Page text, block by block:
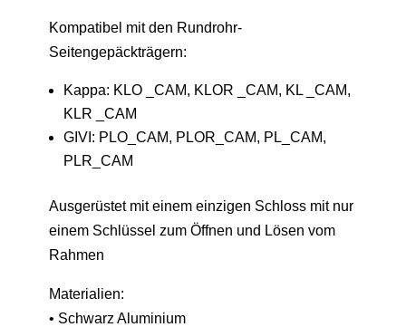
Kompatibel mit den Rundrohr-
Seitengepäckträgern:
Kappa: KLO _CAM, KLOR _CAM, KL _CAM,
KLR _CAM
GIVI: PLO_CAM, PLOR_CAM, PL_CAM,
PLR_CAM
Ausgerüstet mit einem einzigen Schloss mit nur
einem Schlüssel zum Öffnen und Lösen vom
Rahmen
Materialien:
• Schwarz Aluminium